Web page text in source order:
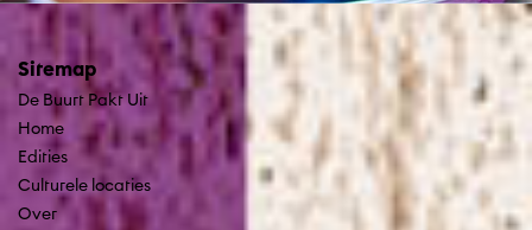
Sitemap
De Buurt Pakt Uit
Home
Edities
Culturele locaties
Over